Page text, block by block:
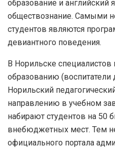
образование и английский
обществознание. Самыми
студентов являются
девиантного поведения.
В Норильске
образованию (воспитатели
Норильский
направлению в учебном
набирают студентов на 50
внебюджетных мест. Тем
официального портала